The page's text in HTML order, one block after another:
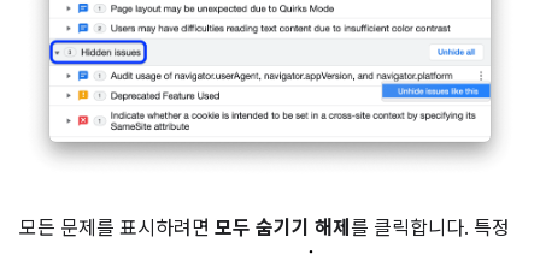
모든 문제를 표시하려면 모두 숨기기 해제 를 클릭합니다. 특정